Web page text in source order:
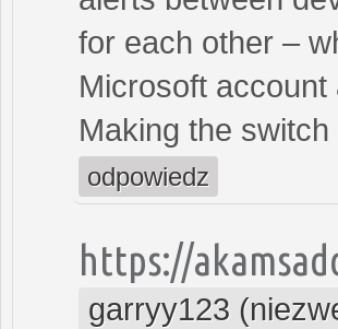
for each other –
Microsoft
Making the
odpowiedz
https://
garryy123